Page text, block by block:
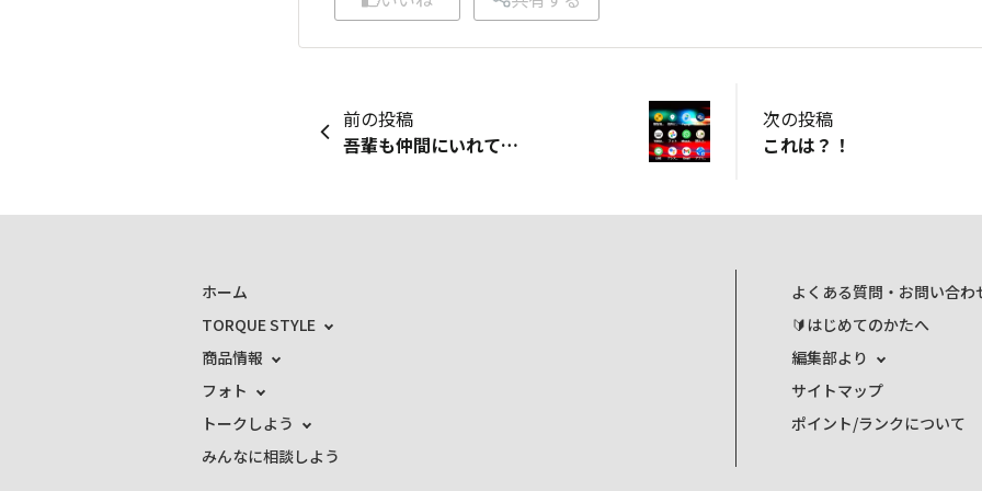
前の投稿
吾輩も仲間にいれて…
次の投稿
これは？！
ホーム
TORQUE STYLE
商品情報
フォト
トークしよう
みんなに相談しよう
よくある質問・お問い合わ
🔰はじめてのかたへ
編集部より
サイトマップ
ポイント/ランクについて